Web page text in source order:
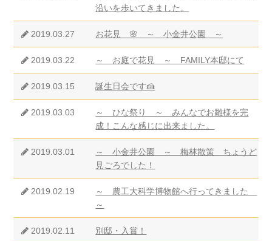
沿いを歩いてきました。
2019.03.27 お花見 🌸 ～ 小金井公園 ～
2019.03.22 ～ お庭で花見 ～ FAMILY本邸にて
2019.03.15 誕生日会です🍰
2019.03.03
～ ひな祭り ～ みんなでお雛様を完
成！こんな感じに出来ました。
2019.03.01
～ 小金井公園 ～ 梅林散策 ちょうど
見ごろでした！
2019.02.19
～ 農工大科学博物館へ行ってきました
～
2019.02.11 別邸・入賞！